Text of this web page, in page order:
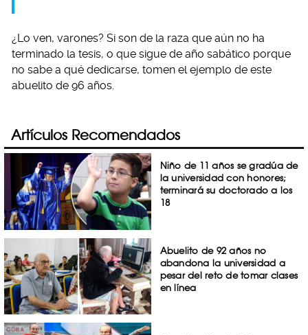
¿Lo ven, varones? Si son de la raza que aún no ha
terminado la tesis, o que sigue de año sabático porque
no sabe a qué dedicarse, tomen el ejemplo de este
abuelito de 96 años.
Artículos Recomendados
Niño de 11 años se gradúa de
la universidad con honores;
terminará su doctorado a los
18
Abuelito de 92 años no
abandona la universidad a
pesar del reto de tomar clases
en línea